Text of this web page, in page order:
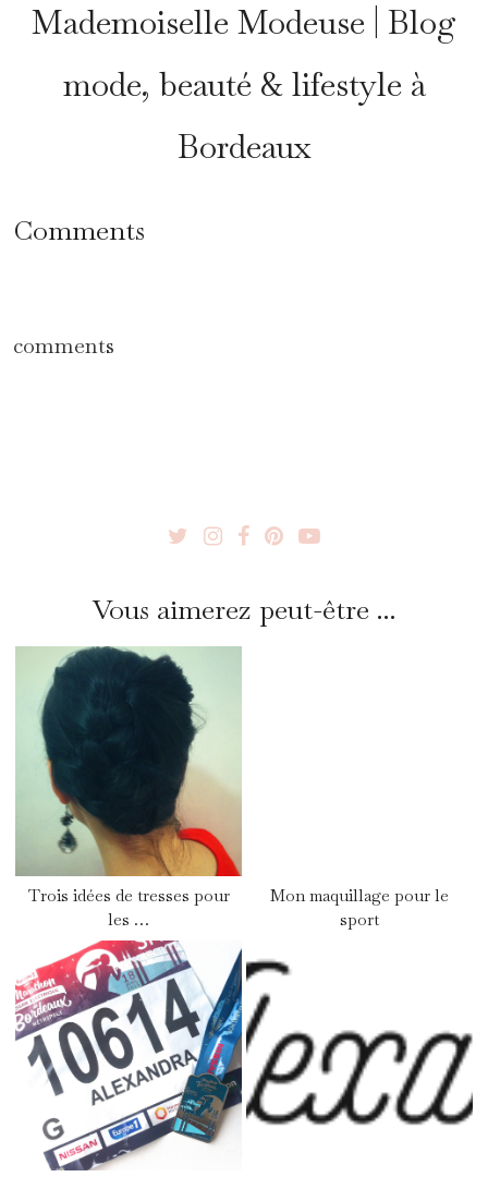
Mademoiselle Modeuse | Blog
mode, beauté & lifestyle à
Bordeaux
Comments
comments
Vous aimerez peut-être ...
Trois idées de tresses pour
les …
Mon maquillage pour le
sport